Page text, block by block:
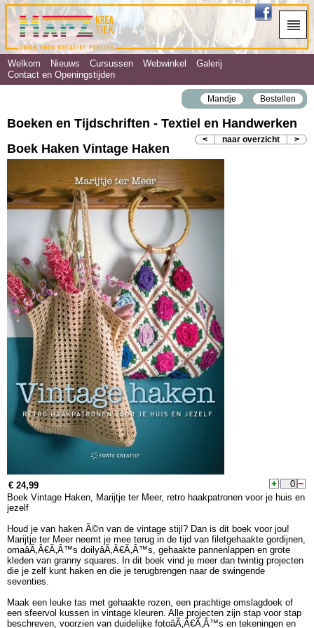
Welkom Nieuws Cursussen Webwinkel
Galerij
Contact en Openingstijden
Mandje Bestellen
Boeken en Tijdschriften - Textiel en Handwerken
< naar overzicht >
Boek Haken Vintage Haken
€ 24,99
Boek Vintage Haken, Marijtje ter Meer, retro haakpatronen voor je huis en
jezelf
Houd je van haken Ã©n van de vintage stijl? Dan is dit boek voor jou!
Marijtje ter Meer neemt je mee terug in de tijd van filetgehaakte gordijnen,
omaâÃ‚Â€Ã‚Â™s doilyâÃ‚Â€Ã‚Â™s, gehaakte pannenlappen en grote
kleden van granny squares. In dit boek vind je meer dan twintig projecten
die je zelf kunt haken en die je terugbrengen naar de swingende
seventies.
Maak een leuke tas met gehaakte rozen, een prachtige omslagdoek of
een sfeervol kussen in vintage kleuren. Alle projecten zijn stap voor stap
beschreven, voorzien van duidelijke fotoâÃ‚Â€Ã‚Â™s en tekeningen en